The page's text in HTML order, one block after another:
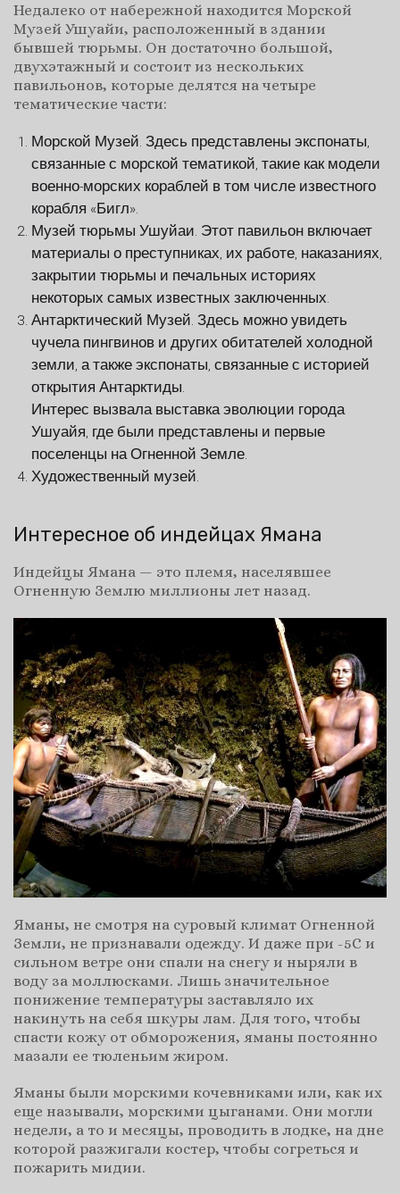
Недалеко от набережной находится Морской
Музей Ушуайи, расположенный в здании
бывшей тюрьмы. Он достаточно большой,
двухэтажный и состоит из нескольких
павильонов, которые делятся на четыре
тематические части:
Морской Музей. Здесь представлены экспонаты,
связанные с морской тематикой, такие как модели
военно-морских кораблей в том числе известного
корабля «Бигл».
Музей тюрьмы Ушуйаи. Этот павильон включает
материалы о преступниках, их работе, наказаниях,
закрытии тюрьмы и печальных историях
некоторых самых известных заключенных.
Антарктический Музей. Здесь можно увидеть
чучела пингвинов и других обитателей холодной
земли, а также экспонаты, связанные с историей
открытия Антарктиды.
Интерес вызвала выставка эволюции города
Ушуайя, где были представлены и первые
поселенцы на Огненной Земле.
Художественный музей.
Интересное об индейцах Ямана
Индейцы Ямана — это племя, населявшее
Огненную Землю миллионы лет назад.
Яманы, не смотря на суровый климат Огненной
Земли, не признавали одежду. И даже при -5С и
сильном ветре они спали на снегу и ныряли в
воду за моллюсками. Лишь значительное
понижение температуры заставляло их
накинуть на себя шкуры лам. Для того, чтобы
спасти кожу от обморожения, яманы постоянно
мазали ее тюленьим жиром.
Яманы были морскими кочевниками или, как их
еще называли, морскими цыганами. Они могли
недели, а то и месяцы, проводить в лодке, на дне
которой разжигали костер, чтобы согреться и
пожарить мидии.